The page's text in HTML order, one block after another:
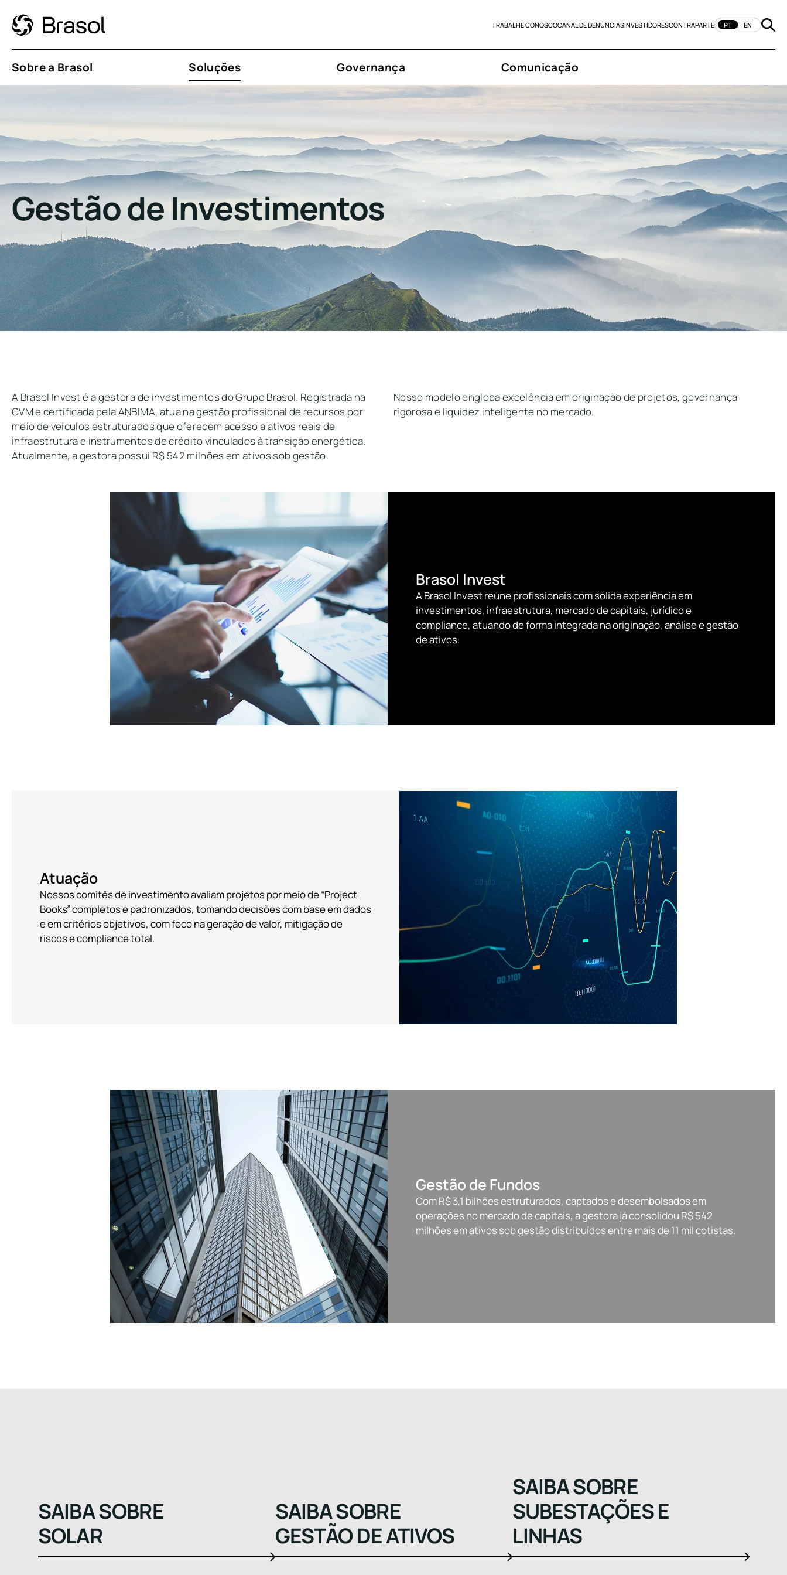
TRABALHE CONOSCOCANAL DE DENÚNCIASINVESTIDORESCONTRAPARTE PT EN
Sobre a Brasol Soluções Governança Comunicação
Gestão de Investimentos
A Brasol Invest é a gestora de investimentos do Grupo Brasol. Registrada na
CVM e certificada pela ANBIMA, atua na gestão profissional de recursos por
meio de veículos estruturados que oferecem acesso a ativos reais de
infraestrutura e instrumentos de crédito vinculados à transição energética.
Atualmente, a gestora possui R$ 542 milhões em ativos sob gestão.
Nosso modelo engloba excelência em originação de projetos, governança
rigorosa e liquidez inteligente no mercado.
Brasol Invest
A Brasol Invest reúne profissionais com sólida experiência em
investimentos, infraestrutura, mercado de capitais, jurídico e
compliance, atuando de forma integrada na originação, análise e gestão
de ativos.
Atuação
Nossos comitês de investimento avaliam projetos por meio de “Project
Books” completos e padronizados, tomando decisões com base em dados
e em critérios objetivos, com foco na geração de valor, mitigação de
riscos e compliance total.
Gestão de Fundos
Com R$ 3,1 bilhões estruturados, captados e desembolsados em
operações no mercado de capitais, a gestora já consolidou R$ 542
milhões em ativos sob gestão distribuídos entre mais de 11 mil cotistas.
SAIBA SOBRE
SOLAR
SAIBA SOBRE
GESTÃO DE ATIVOS
SAIBA SOBRE
SUBESTAÇÕES E
LINHAS